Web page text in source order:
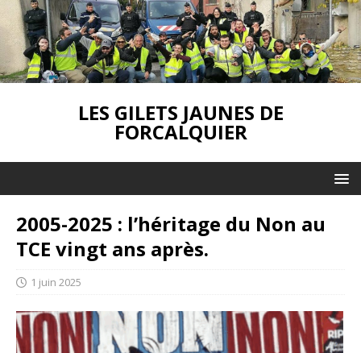
LES GILETS JAUNES DE
FORCALQUIER
2005-2025 : l’héritage du Non au
TCE vingt ans après.
1 juin 2025